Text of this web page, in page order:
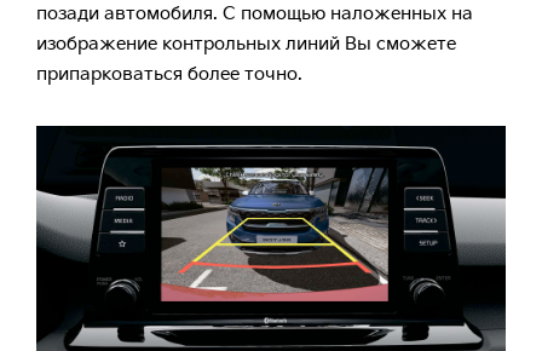
позади автомобиля. С помощью наложенных на
изображение контрольных линий Вы сможете
припарковаться более точно.